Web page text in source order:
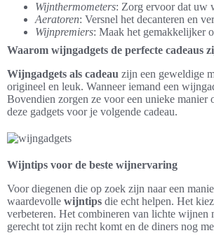
Wijnthermometers: Zorg ervoor dat uw
Aeratoren: Versnel het decanteren en
Wijnpremiers: Maak het gemakkelijker
Waarom wijngadgets de perfecte cadeaus
Wijngadgets als cadeau zijn een geweldige
origineel en leuk. Wanneer iemand een
Bovendien zorgen ze voor een unieke
deze gadgets voor je volgende cadeau.
Wijntips voor de beste wijnervaring
Voor diegenen die op zoek zijn naar een
waardevolle wijntips die echt helpen. Het
verbeteren. Het combineren van lichte wijnen
gerecht tot zijn recht komt en de diners nog